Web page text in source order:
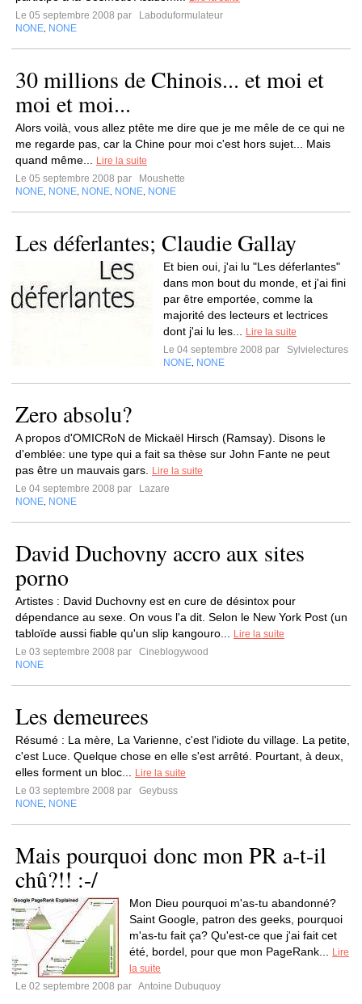
Le 05 septembre 2008 par
Laboduformulateur
NONE NONE
30 millions de Chinois... et moi et
moi et moi...
Alors voilà, vous allez ptête me dire que je me mêle de ce qui ne
me regarde pas, car la Chine pour moi c'est hors sujet... Mais
quand même...
Lire la suite
Le 05 septembre 2008 par
Moushette
NONE NONE NONE NONE NONE
Les déferlantes; Claudie Gallay
Et bien oui, j'ai lu "Les déferlantes"
dans mon bout du monde, et j'ai fini
par être emportée, comme la
majorité des lecteurs et lectrices
dont j'ai lu les...
Lire la suite
Le 04 septembre 2008 par
Sylvielectures
NONE NONE
Zero absolu?
A propos d'OMICRoN de Mickaël Hirsch (Ramsay). Disons le
d'emblée: une type qui a fait sa thèse sur John Fante ne peut
pas être un mauvais gars.
Lire la suite
Le 04 septembre 2008 par
Lazare
NONE NONE
David Duchovny accro aux sites
porno
Artistes : David Duchovny est en cure de désintox pour
dépendance au sexe. On vous l'a dit. Selon le New York Post (un
tabloïde aussi fiable qu'un slip kangouro...
Lire la suite
Le 03 septembre 2008 par
Cineblogywood
NONE
Les demeurees
Résumé : La mère, La Varienne, c'est l'idiote du village. La petite,
c'est Luce. Quelque chose en elle s'est arrêté. Pourtant, à deux,
elles forment un bloc...
Lire la suite
Le 03 septembre 2008 par
Geybuss
NONE NONE
Mais pourquoi donc mon PR a-t-il
chû?!! :-/
Mon Dieu pourquoi m'as-tu abandonné?
Saint Google, patron des geeks, pourquoi
m'as-tu fait ça? Qu'est-ce que j'ai fait cet
été, bordel, pour que mon PageRank...
Lire
la suite
Le 02 septembre 2008 par Antoine Dubuquoy